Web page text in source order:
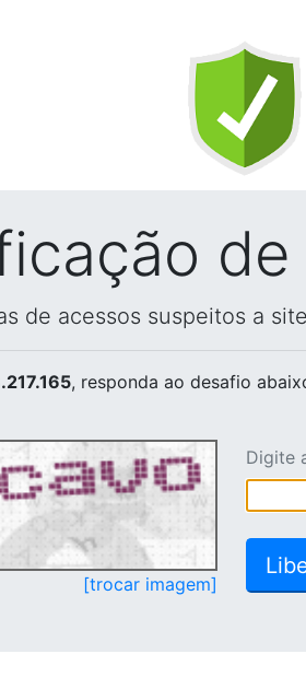
de acessos suspeitos a
, responda ao desafio
[trocar imagem]
Digite